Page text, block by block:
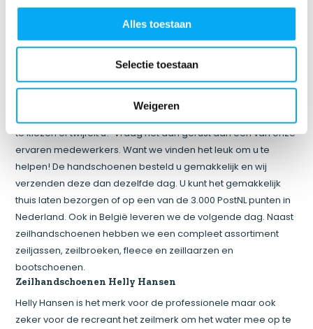
Alles toestaan
Selectie toestaan
Weigeren
handen is het van belang dat de zeilhandschoenen goed
aansluiten en u dus geen te grote handschoenen draagt.
Zeilhandschoenen kopen
De juiste zeilhandschoenen besteld u gemakkelijk in onze
webshop. De maten staan bij de verschillende heren
handschoenen vermeld. Vindt u het lastig om de juiste maat
te kiezen of twijfelt u? Vraag het dan gerust aan een van onze
ervaren medewerkers. Want we vinden het leuk om u te
helpen! De handschoenen besteld u gemakkelijk en wij
verzenden deze dan dezelfde dag. U kunt het gemakkelijk
thuis laten bezorgen of op een van de 3.000 PostNL punten in
Nederland. Ook in België leveren we de volgende dag. Naast
zeilhandschoenen hebben we een compleet assortiment
zeiljassen, zeilbroeken, fleece en zeillaarzen en
bootschoenen.
Zeilhandschoenen Helly Hansen
Helly Hansen is het merk voor de professionele maar ook
zeker voor de recreant het zeilmerk om het water mee op te